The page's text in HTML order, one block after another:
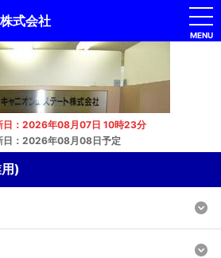
式会社
日：2026年08月07日 10時23分
日：2026年08月08日予定
)
MENU